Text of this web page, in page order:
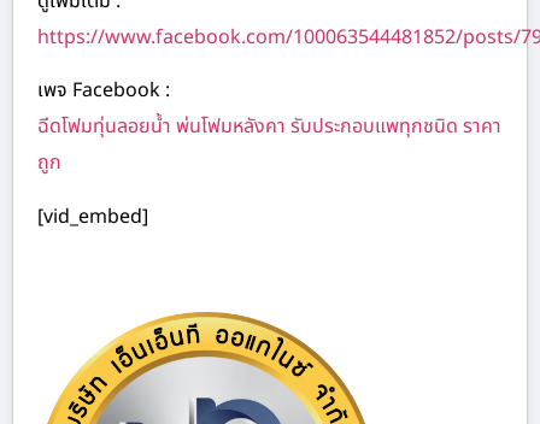
https://www.facebook.com/100063544481852/posts/
เพจ Facebook :
ฉีดโฟมทุ่นลอยน้ำ พ่นโฟมหลังคา รับประกอบแพทุกชนิด ราคา
ถูก
[vid_embed]